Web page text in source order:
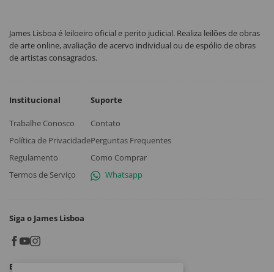
James Lisboa é leiloeiro oficial e perito judicial. Realiza leilões de obras
de arte online, avaliação de acervo individual ou de espólio de obras
de artistas consagrados.
Institucional
Trabalhe Conosco
Política de Privacidade
Regulamento
Termos de Serviço
Suporte
Contato
Perguntas Frequentes
Como Comprar
Whatsapp
Siga o James Lisboa
Baixe o App